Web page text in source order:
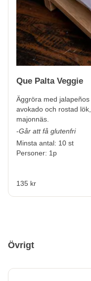
Que Palta Veggie
Äggröra med
avokado och rostad
majonnäs.
-Går att få glutenfri
Minsta antal: 10 st
Personer: 1p
135 kr
Övrigt